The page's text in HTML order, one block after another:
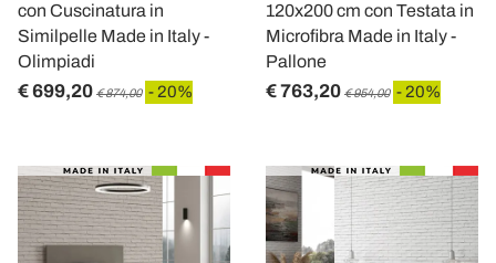
con Cuscinatura in
Similpelle Made in Italy -
Olimpiadi
€ 699,20 € 874,00 - 20%
120x200 cm con Testata in
Microfibra Made in Italy -
Pallone
€ 763,20 € 954,00 - 20%